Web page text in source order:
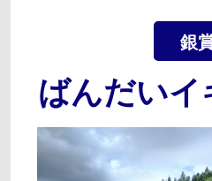
銀
ばんだい